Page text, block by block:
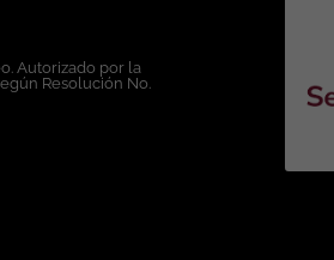
Autorizado por la
Resolución No.